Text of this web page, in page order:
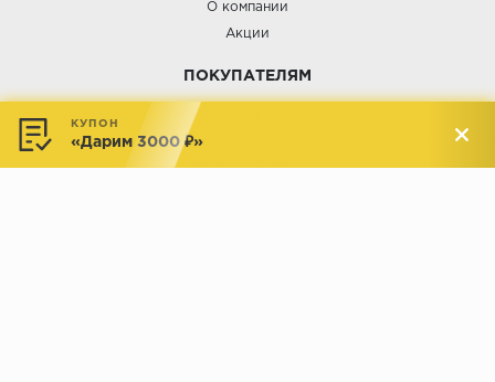
О компании
Акции
ПОКУПАТЕЛЯМ
Доставка и оплата
Обмен и возврат
КУПОН
«Дарим 3000 ₽»